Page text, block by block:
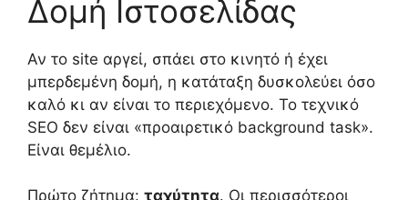
Δομή Ιστοσελίδας
Αν το site αργεί, σπάει στο κινητό ή έχει
μπερδεμένη δομή, η κατάταξη δυσκολεύει όσο
καλό κι αν είναι το περιεχόμενο. Το τεχνικό
SEO δεν είναι «προαιρετικό background task».
Είναι θεμέλιο.
Πρώτο ζήτημα: ταχύτητα. Οι περισσότεροι